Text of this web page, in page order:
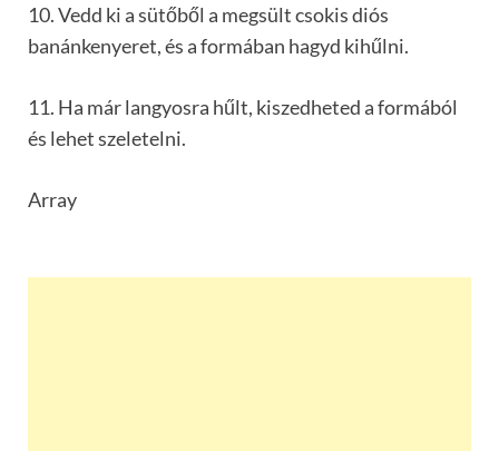
10. Vedd ki a sütőből a megsült csokis diós
banánkenyeret, és a formában hagyd kihűlni.
11. Ha már langyosra hűlt, kiszedheted a formából
és lehet szeletelni.
Array